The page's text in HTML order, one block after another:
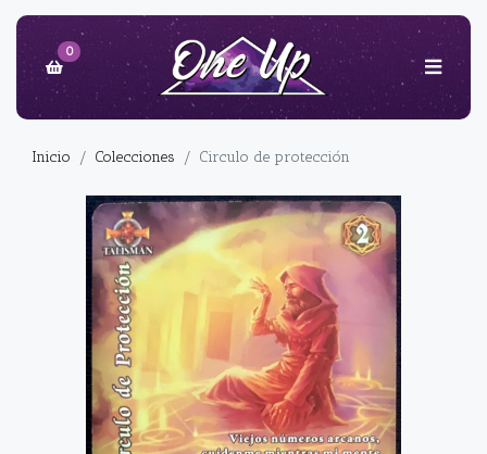
0
Inicio Colecciones Circulo de protección